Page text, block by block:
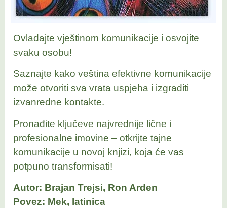
Ovladajte vještinom komunikacije i osvojite
svaku osobu!
Saznajte kako veština efektivne komunikacije
može otvoriti sva vrata uspjeha i izgraditi
izvanredne kontakte.
Pronađite ključeve najvrednije lične i
profesionalne imovine – otkrijte tajne
komunikacije u novoj knjizi, koja će vas
potpuno transformisati!
Autor: Brajan Trejsi, Ron Arden
Povez: Mek, latinica